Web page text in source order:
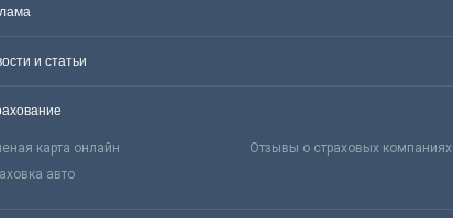
и статьи
карта онлайн Отзывы о страховых компаниях
авто